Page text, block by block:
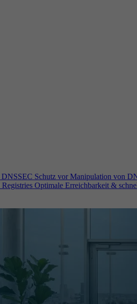
DNSSEC Schutz vor Manipulation von
Optimale Erreichbarkeit &